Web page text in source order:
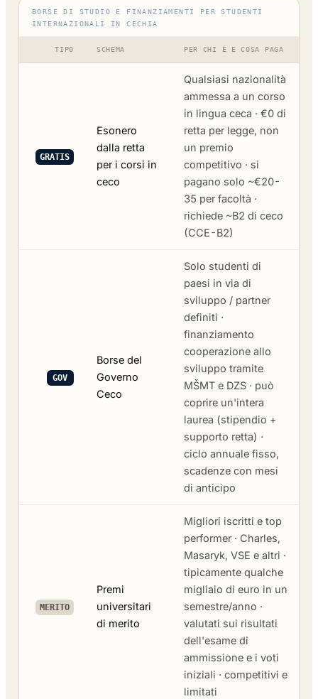
BORSE DI STUDIO E FINANZIAMENTI PER STUDENTI
INTERNAZIONALI IN CECHIA
TIPO SCHEMA PER CHI È E COSA PAGA
GRATIS
Esonero
dalla retta
per i corsi in
ceco
Qualsiasi nazionalità
ammessa a un corso
in lingua ceca · €0 di
retta per legge, non
un premio
competitivo · si
pagano solo ~€20-
35 per facoltà ·
richiede ~B2 di ceco
(CCE-B2)
GOV
Borse del
Governo
Ceco
Solo studenti di
paesi in via di
sviluppo / partner
definiti ·
finanziamento
cooperazione allo
sviluppo tramite
MŠMT e DZS · può
coprire un'intera
laurea (stipendio +
supporto retta) ·
ciclo annuale fisso,
scadenze con mesi
di anticipo
MERITO
Premi
universitari
di merito
Migliori iscritti e top
performer · Charles,
Masaryk, VSE e altri ·
tipicamente qualche
migliaio di euro in un
semestre/anno ·
valutati sui risultati
dell'esame di
ammissione e i voti
iniziali · competitivi e
limitati